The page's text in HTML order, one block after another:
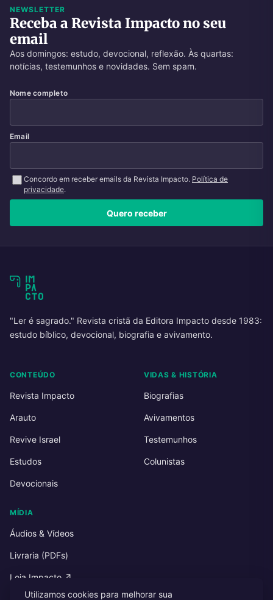
NEWSLETTER
Receba a Revista Impacto no seu
email
Aos domingos: estudo, devocional, reflexão. Às quartas:
notícias, testemunhos e novidades. Sem spam.
Nome completo
Email
Concordo em receber emails da Revista Impacto. Política de
privacidade.
Quero receber
"Ler é sagrado." Revista cristã da Editora Impacto desde 1983:
estudo bíblico, devocional, biografia e avivamento.
CONTEÚDO
Revista Impacto
Arauto
Revive Israel
Estudos
Devocionais
VIDAS & HISTÓRIA
Biografias
Avivamentos
Testemunhos
Colunistas
MÍDIA
Áudios & Vídeos
Livraria (PDFs)
Loja Impacto ↗
Utilizamos cookies para melhorar sua